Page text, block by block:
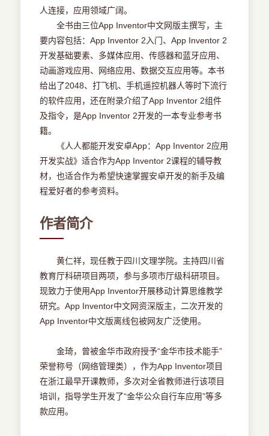
人连接，应用领域广阔。
全书由三位App Inventor中文网版主撰写，主
要内容包括：App Inventor 2入门、App Inventor 2
开发基础要素、多媒体应用、传感器和蓝牙应用、
动画游戏应用、网络应用、数据交互应用等。本书
给出了2048、打飞机、手机遥控机器人等时下流行
的软件应用，还在附录介绍了App Inventor 2组件
及指令，是App Inventor 2开发的一本专业参考书
籍。
《人人都能开发安卓App：App Inventor 2应用
开发实战》适合作为App Inventor 2课程的辅导教
材，也适合作为希望快速掌握安卓开发的新手及编
程爱好者的参考资料。
作者简介
黄仁祥，现任教于四川文理学院。主持四川省
教育厅科研项目两项，参与多项市厅级科研项目。
现致力于使用App Inventor开展移动计算思维教学
研究。App Inventor中文网资深版主，二次开发的
App Inventor中文版离线包被网友广泛使用。
金琦，曾被金华市政府授予“金华市技术能手”
荣誉称号（网络管理类），作为App Inventor项目
在浙江最早开课教师，多次对全省教师进行该项目
培训，指导学生开发了“金华公众自行车应用”等多
款应用。